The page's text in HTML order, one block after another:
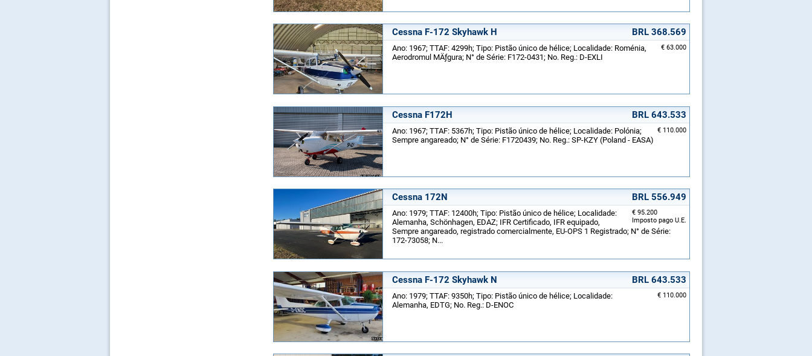
Cessna F-172 Skyhawk H BRL 368.569
€ 63.000
Ano: 1967; TTAF: 4299h; Tipo: Pistão único de hélice; Localidade: Roménia,
Aerodromul MÄƒgura; N° de Série: F172-0431; No. Reg.: D-EXLI
Cessna F172H BRL 643.533
€ 110.000
Ano: 1967; TTAF: 5367h; Tipo: Pistão único de hélice; Localidade: Polónia;
Sempre angareado; N° de Série: F1720439; No. Reg.: SP-KZY (Poland - EASA)
Cessna 172N BRL 556.949
€ 95.200
Imposto pago U.E.
Ano: 1979; TTAF: 12400h; Tipo: Pistão único de hélice; Localidade:
Alemanha, Schönhagen, EDAZ; IFR Certificado, IFR equipado,
Sempre angareado, registrado comercialmente, EU-OPS 1 Registrado; N° de Série:
172-73058; N...
Cessna F-172 Skyhawk N BRL 643.533
€ 110.000
Ano: 1979; TTAF: 9350h; Tipo: Pistão único de hélice; Localidade:
Alemanha, EDTG; No. Reg.: D-ENOC